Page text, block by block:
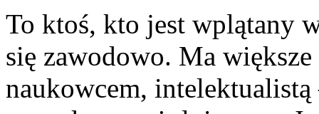
To ktoś, kto jest wplątany
się zawodowo. Ma
naukowcem,